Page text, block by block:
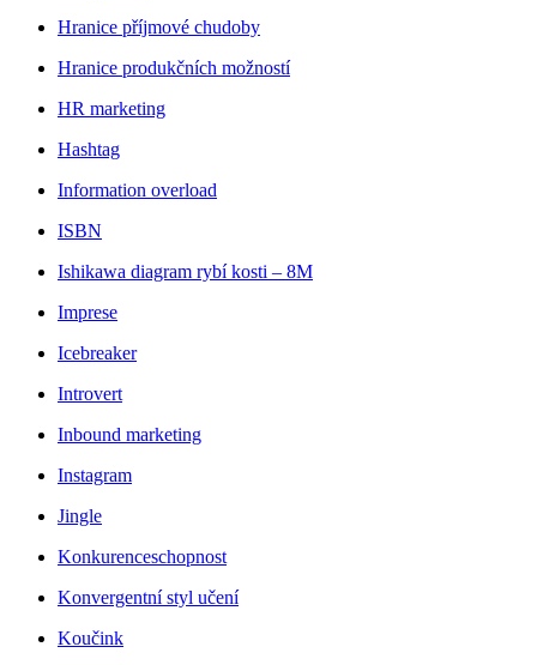
Hranice příjmové chudoby
Hranice produkčních možností
HR marketing
Hashtag
Information overload
ISBN
Ishikawa diagram rybí kosti – 8M
Imprese
Icebreaker
Introvert
Inbound marketing
Instagram
Jingle
Konkurenceschopnost
Konvergentní styl učení
Koučink